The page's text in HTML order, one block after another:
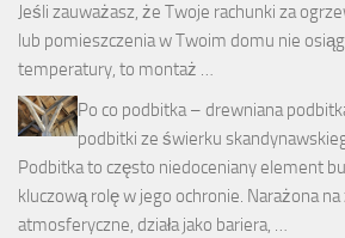
Jeśli zauważasz, że Twoje rachunki za
lub pomieszczenia w Twoim domu nie
temperatury, to montaż …
Po co podbitka – drewniana
podbitki ze świerku
Podbitka to często niedoceniany element
kluczową rolę w jego ochronie. Narażona
atmosferyczne, działa jako bariera, …